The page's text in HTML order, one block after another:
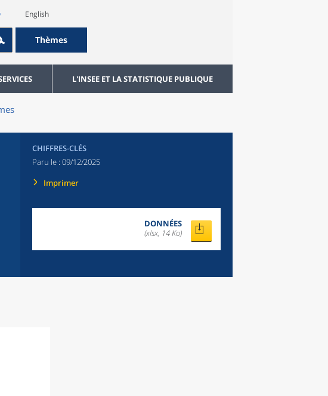
English
Thèmes
L'INSEE ET LA STATISTIQUE PUBLIQUE
CHIFFRES-CLÉS
Paru le : 09/12/2025
Imprimer
DONNÉES
(xlsx, 14 Ko)